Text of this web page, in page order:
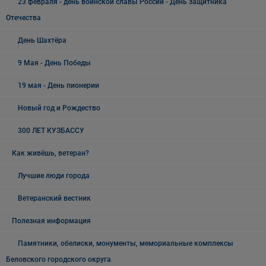
23 февраля - день воинской славы России - День защитника
Отечества
День Шахтёра
9 Мая - День Победы
19 мая - День пионерии
Новый год и Рождество
300 ЛЕТ КУЗБАССУ
Как живёшь, ветеран?
Лучшие люди города
Ветеранский вестник
Полезная информация
Памятники, обелиски, монументы, мемориальные комплексы
Беловского городского округа